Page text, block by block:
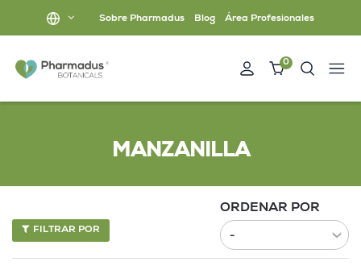
Sobre Pharmadus Blog Área Profesionales
0
MANZANILLA
ORDENAR POR
FILTRAR POR